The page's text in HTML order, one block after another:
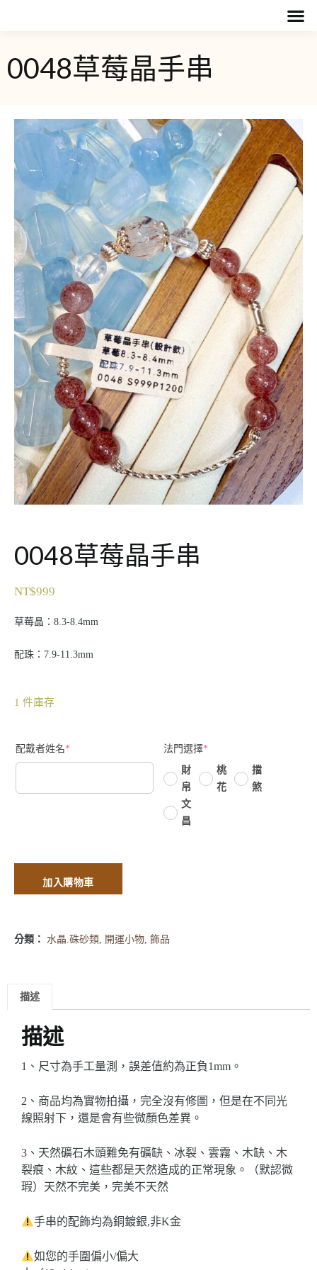
0048草莓晶手串
0048草莓晶手串
NT$999
草莓晶：8.3-8.4mm
配珠：7.9-11.3mm
1 件庫存
配戴者姓名* 法門選擇*
財
帛
桃
花
擋
煞
文
昌
加入購物車
分類： 水晶.硃砂類 開運小物 飾品
描述
描述
1、尺寸為手工量測，誤差值約為正負1mm。
2、商品均為實物拍攝，完全沒有修圖，但是在不同光
線照射下，還是會有些微顏色差異。
3、天然礦石木頭難免有礦缺、冰裂、雲霧、木缺、木
裂痕、木紋、這些都是天然造成的正常現象。（默認微
瑕） 天然不完美，完美不天然
手串的配飾均為銅鍍銀,非K金
如您的手圍偏小/偏大